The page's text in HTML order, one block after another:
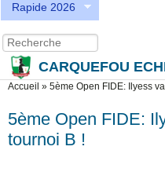
Rapide 2026
Formulaire de recherche
Recherche
CARQUEFOU
Vous êtes ici
Accueil » 5ème Open FIDE: Ilyess
5ème Open FIDE:
tournoi B !